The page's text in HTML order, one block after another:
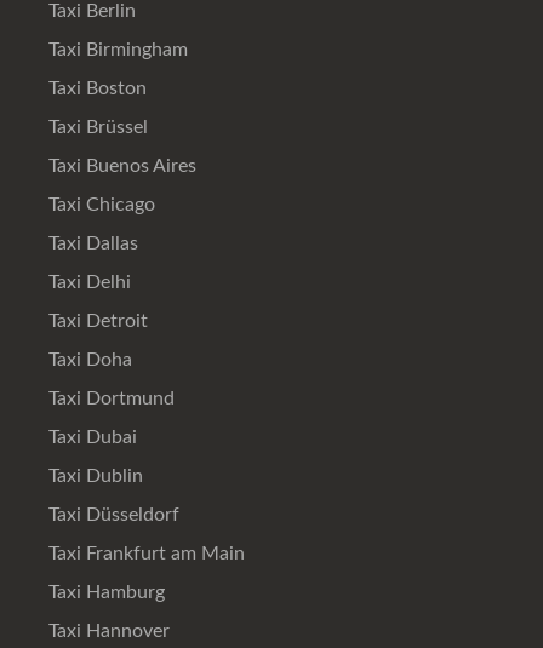
Taxi Berlin
Taxi Birmingham
Taxi Boston
Taxi Brüssel
Taxi Buenos Aires
Taxi Chicago
Taxi Dallas
Taxi Delhi
Taxi Detroit
Taxi Doha
Taxi Dortmund
Taxi Dubai
Taxi Dublin
Taxi Düsseldorf
Taxi Frankfurt am Main
Taxi Hamburg
Taxi Hannover